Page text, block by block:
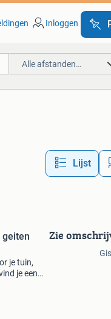
Inloggen
Alle afstanden…
Lijst
je tuin,
je een
Zie